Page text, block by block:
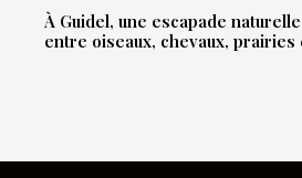
À Guidel, une escapade
entre oiseaux, chevaux, prairies